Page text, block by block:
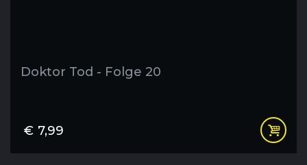
Doktor Tod - Folge 20
€ 7,99